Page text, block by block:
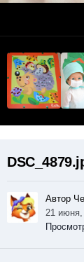
Автор
21 июня,